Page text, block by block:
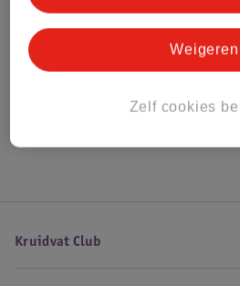
Bekijk ook
Kruidvat Club
Zelf cookies
Weigeren